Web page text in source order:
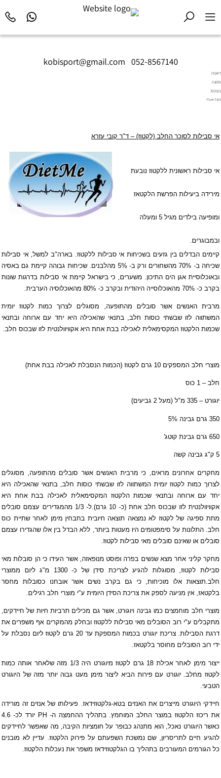
kobisport@gmail.com 052-8567140
דיאטה
ותזונה
בשיטת
Diet2All:
המושלם.
אי סבילות לסוכר החלב (לקטוז) – ד"ר קובי עזרא
אי סבילות ראשונית ללקטוז נובעת
מירידה ביעילות הפרשת הלקטאז
ומופיעה בילדים מגיל 5 ומעלה
ובמבוגרים.
קיימים הבדלים בין גזעים בשכיחות אי סבילות ללקטוז. בארה"ב למשל, אי סבילות
שכיחה ב- 70% מהשחורים ורק ב- 5% מהלבנים. שכיחות גבוהה קיימת גם באסיה
ובאוכלוסיית אגן הים התיכון. משערים, כי בישראל קיימת אי סבילות בדרגות שונות
בקרב כ- 70% מהאוכלוסייה היהודית ובקרב כ- 80% מהאוכלוסיה הערבית.
מרבית האנשים אשר סובלים מהתופעה, מסוגלים לצרוך כמות לקטוז יומית
המשתווה לזו שבשתי כוסות חלב, בתנאי שהאכילה היא יחד עם ארוחה ובתנאי
שכמות הלקטוז המקסימאלית לאכילה בבת אחת היא אקוויוולנטית לזו שבכוס חלב.
מוצרי חלב המספקים 10 גרם לקטוז (הכמות הנסבלת לאכילה בבת אחת)
חלב – 1 כוס
יוגורט – 335 מ"ל (מעל 2 גביעים)
350 גרם גבינה 5%
650 גרם גבינת קוטג'
5 ק"ג גבינה קשה
מחקרים אחרונים מראים, כי מרבית האנשים אשר סובלים מהתופעה, מסוגלים
לצרוך כמות לקטוז יומית המשתווה לזו שבשתי כוסות חלב, בתנאי שהאכילה היא
יחד עם ארוחה ובתנאי שכמות הלקטוז המקסימאלית לאכילה בבת אחת היא
אקוויוולנטית לזו שבכוס חלב אחת (כ- 10 גרם).ל- 1/3 מהמגדירים עצמם סובלים
מתת ספיגה של לקטוז לא נמצאה תוצאה חיובית בתבחין מימן לאחר שתיית כוס
חלב. התלונות על סימפטומים היו מעטות ביותר, ללא הבדל בין אלו שהגדירו עצמם
סובלים או שאינם סובלים מאי סבילות לקטוז.
מחקר קליני אחר מצא שנשים בפרה ופוסט מנופאזה, אשר העידו כי הן סובלות מאי
סבילות לקטוז, מסוגלות להגיע לצריכת סידן של כ- 1300 מ"ג ליום ממוצרי
חלב.תוצאות אלו מוכיחות, כי גם בקרב נשים אשר אובחנו כסובלות מחסר
בלקטאז, אין מניעה לספק את צריכת הסידן היומית ע"י מוצרי חלב רגילים.
מוצרי חלב מוחמצים כמו גבינה ויוגורט, אשר גם מכילים תרביות חיות של חיידקים,
מתקבלים ע"י רוב הסובלים מאי סבילות ללקטוז ובחלק מהמקרים אף משפרים את
דרגת הסבילות. צריכת יוגורט בכמות המספקת עד 20 גרם לקטוז ליום נסבלת על
ידי רוב הסובלים מחוסר בלקטאז.
ייצור מימן לאחר אכילת 18 גרם לקטוז מיוגורט היה 1/3 מזה שלאחר אותה כמות
לקטוז מחלב. יוגורט עם פירות הביא ליצור מימן מעט גבוה יותר מזה של היוגורט
הטבעי.
חיידקי היוגורט מייצרים את האנזים בטא-גלקטוזידאז. פעילותו של אנזים זה מורידה
את ריכוז הלקטוז במוצר החלב המוחמץ. בתהליך ההחמצה ה- PH
יורד לכ- 4.6
כאשר היוגורט נאכל, הוא מתנהג כבופר על חומציות הקיבה, מה שאפשר לחיידקים
להגיע חיים לתריסריון, שם נמשכת השפעתם על פירוק הלקטוז. עדיין לא מובנים
כל הגורמים המעורבים בתהליך בו הגלקטוזידאז משפר את נעכלות הלקטוז.